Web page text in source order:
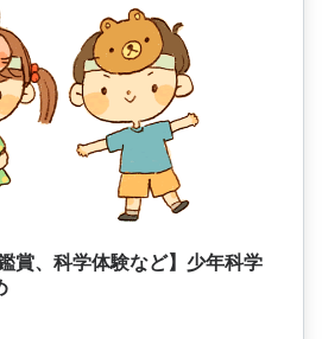
賞、科学体験など】少年科学